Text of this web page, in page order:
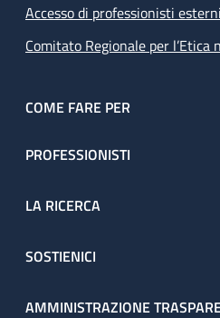
Accesso di professionisti
Comitato Regionale per l’Etica
COME FARE PER
PROFESSIONISTI
LA RICERCA
SOSTIENICI
AMMINISTRAZIONE